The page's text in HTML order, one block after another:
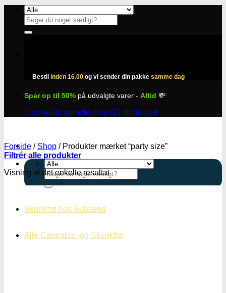
Fortsæt
indhold
Søg
efter:
Bestil inden 16.00 og vi sender din pakke samme dag
Spar op til 50% på udvalgte varer - Altid 💸
Læs vores anmeldelser Gå til rabatter
Søg
efter:
Skunkfrø hos Subseed
Alle Cannabis -og Skunkfrø
Forside / Shop /Produkter mærket “party size”
Filtrér alle produkter
Visning af det enkelte resultat